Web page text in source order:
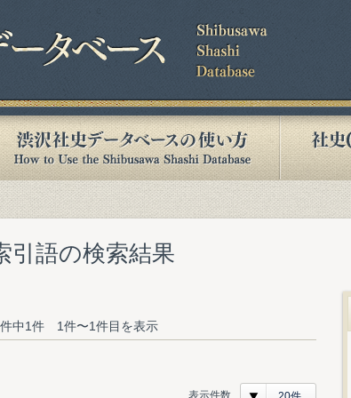
引語の検索結果
中1件 1件〜1件目を表示
表示件数